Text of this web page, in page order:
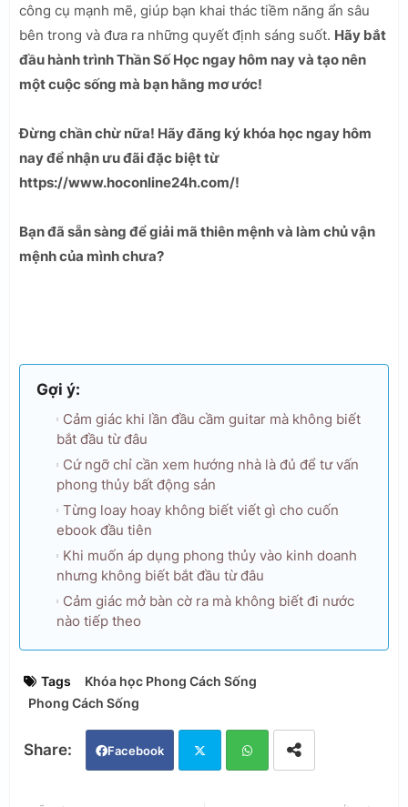
công cụ mạnh mẽ, giúp bạn khai thác tiềm năng ẩn sâu
bên trong và đưa ra những quyết định sáng suốt. Hãy bắt
đầu hành trình Thần Số Học ngay hôm nay và tạo nên
một cuộc sống mà bạn hằng mơ ước!
Đừng chần chừ nữa! Hãy đăng ký khóa học ngay hôm
nay để nhận ưu đãi đặc biệt từ
https://www.hoconline24h.com/!
Bạn đã sẵn sàng để giải mã thiên mệnh và làm chủ vận
mệnh của mình chưa?
Gợi ý:
Cảm giác khi lần đầu cầm guitar mà không biết
bắt đầu từ đâu
Cứ ngỡ chỉ cần xem hướng nhà là đủ để tư vấn
phong thủy bất động sản
Từng loay hoay không biết viết gì cho cuốn
ebook đầu tiên
Khi muốn áp dụng phong thủy vào kinh doanh
nhưng không biết bắt đầu từ đâu
Cảm giác mở bàn cờ ra mà không biết đi nước
nào tiếp theo
Tags
Khóa học Phong Cách Sống
Phong Cách Sống
Facebook